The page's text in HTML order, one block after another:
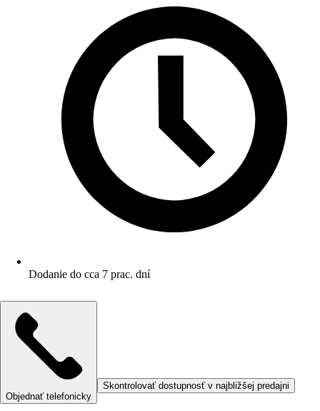
Dodanie do cca 7 prac. dní
Objednať telefonicky
Skontrolovať dostupnosť v najbližšej predajni